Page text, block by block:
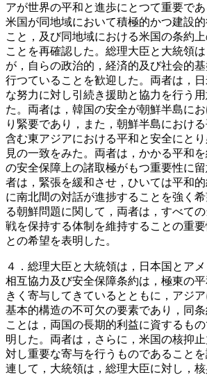
アが世界の平和と進歩にとつて重要であ
米国が同地域において積極的かつ建設
こと，及び同地域における米国の条約
ことを再確認した。総理大臣と大統領
が，自らの政治的，経済的及び社会的
行つていることを歓迎した。両者は，
な努力に対し引続き援助と協力を行う
た。両者は，韓国の安全が朝鮮半島に
り緊要であり，また，朝鮮半島におけ
含む東アジアにおける平和と安全にと
見の一致をみた。両者は，かかる平和
の安全保障上の諸取極がもつ重要性に
者は，緊張を緩和させ，ひいては平和
に南北間の対話が進捗することを強く
る朝鮮問題に関して，両者は，すべて
戦を保持する体制を維持することの重
との希望を表明した。
４．総理大臣と大統領は，日本国とア
相互協力及び安全保障条約は，極東の
きく寄与してきているとともに，アジ
基本的構造の不可欠の要素であり，同
ことは，両国の長期的利益に資するも
明した。両者は，さらに，米国の核抑
対し重要な寄与を行うものであること
連して，大統領は，総理大臣に対し，